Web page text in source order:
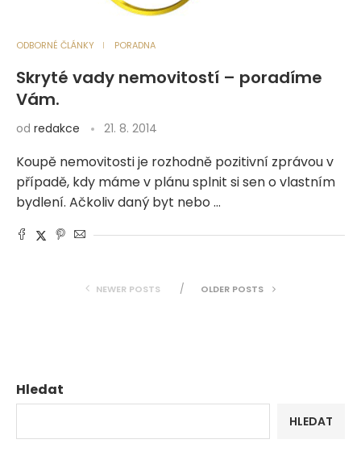
ODBORNÉ ČLÁNKY PORADNA
Skryté vady nemovitostí – poradíme
Vám.
od redakce 21. 8. 2014
Koupě nemovitosti je rozhodně pozitivní zprávou v
případě, kdy máme v plánu splnit si sen o vlastním
bydlení. Ačkoliv daný byt nebo …
NEWER POSTS OLDER POSTS
Hledat
HLEDAT